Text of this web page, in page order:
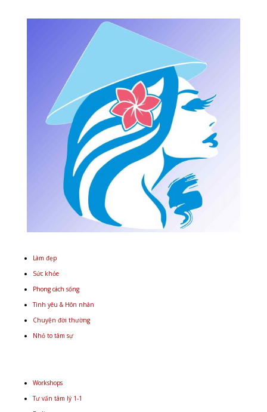
Làm đẹp
Sức khỏe
Phong cách sống
Tình yêu & Hôn nhân
Chuyện đời thường
Nhỏ to tâm sự
Workshops
Tư vấn tâm lý 1-1